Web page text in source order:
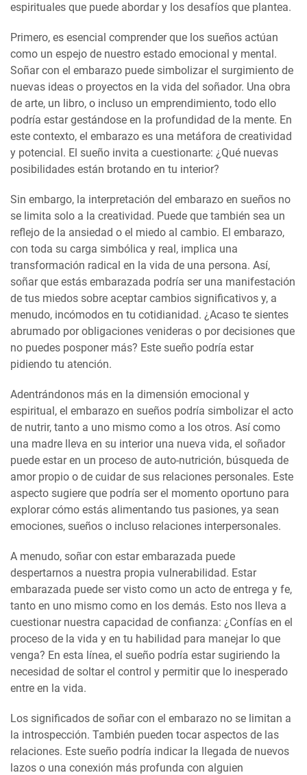
espirituales que puede abordar y los desafíos que plantea.
Primero, es esencial comprender que los sueños actúan
como un espejo de nuestro estado emocional y mental.
Soñar con el embarazo puede simbolizar el surgimiento de
nuevas ideas o proyectos en la vida del soñador. Una obra
de arte, un libro, o incluso un emprendimiento, todo ello
podría estar gestándose en la profundidad de la mente. En
este contexto, el embarazo es una metáfora de creatividad
y potencial. El sueño invita a cuestionarte: ¿Qué nuevas
posibilidades están brotando en tu interior?
Sin embargo, la interpretación del embarazo en sueños no
se limita solo a la creatividad. Puede que también sea un
reflejo de la ansiedad o el miedo al cambio. El embarazo,
con toda su carga simbólica y real, implica una
transformación radical en la vida de una persona. Así,
soñar que estás embarazada podría ser una manifestación
de tus miedos sobre aceptar cambios significativos y, a
menudo, incómodos en tu cotidianidad. ¿Acaso te sientes
abrumado por obligaciones venideras o por decisiones que
no puedes posponer más? Este sueño podría estar
pidiendo tu atención.
Adentrándonos más en la dimensión emocional y
espiritual, el embarazo en sueños podría simbolizar el acto
de nutrir, tanto a uno mismo como a los otros. Así como
una madre lleva en su interior una nueva vida, el soñador
puede estar en un proceso de auto-nutrición, búsqueda de
amor propio o de cuidar de sus relaciones personales. Este
aspecto sugiere que podría ser el momento oportuno para
explorar cómo estás alimentando tus pasiones, ya sean
emociones, sueños o incluso relaciones interpersonales.
A menudo, soñar con estar embarazada puede
despertarnos a nuestra propia vulnerabilidad. Estar
embarazada puede ser visto como un acto de entrega y fe,
tanto en uno mismo como en los demás. Esto nos lleva a
cuestionar nuestra capacidad de confianza: ¿Confías en el
proceso de la vida y en tu habilidad para manejar lo que
venga? En esta línea, el sueño podría estar sugiriendo la
necesidad de soltar el control y permitir que lo inesperado
entre en la vida.
Los significados de soñar con el embarazo no se limitan a
la introspección. También pueden tocar aspectos de las
relaciones. Este sueño podría indicar la llegada de nuevos
lazos o una conexión más profunda con alguien